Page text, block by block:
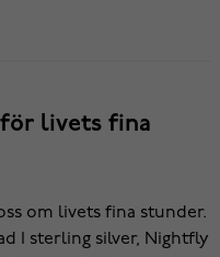
för livets fina
om livets fina stunder.
I sterling silver, Nightfly